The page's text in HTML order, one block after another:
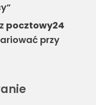
pocztowy24
przy